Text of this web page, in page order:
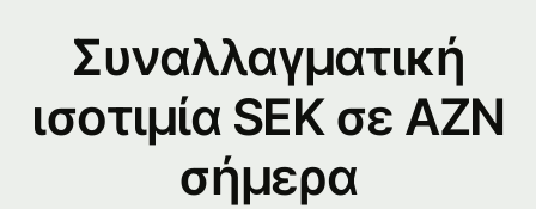
Συναλλαγματική
ισοτιμία SEK σε AZN
σήμερα